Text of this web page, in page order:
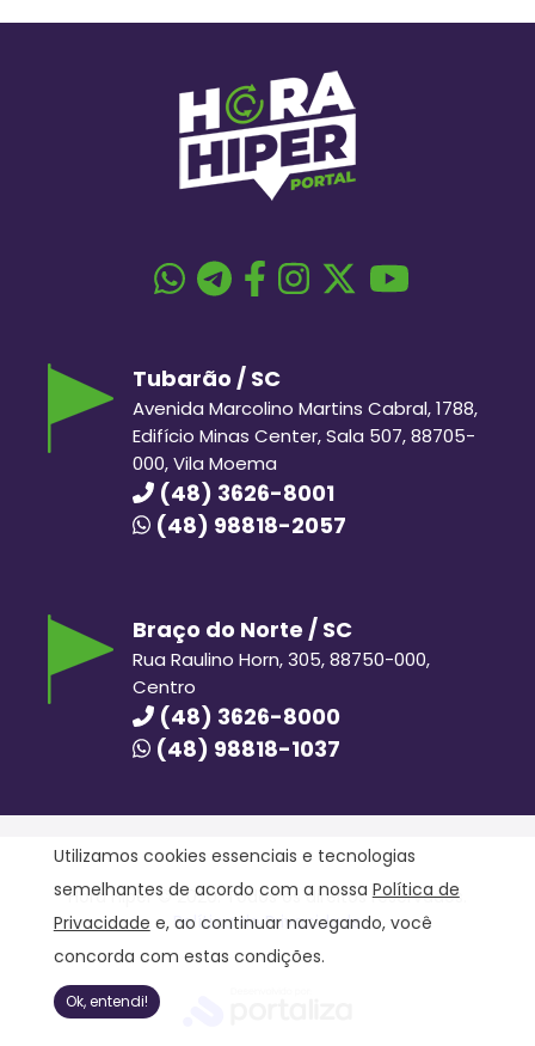
Tubarão / SC
Avenida Marcolino Martins Cabral, 1788,
Edifício Minas Center, Sala 507, 88705-
000, Vila Moema
(48) 3626-8001
(48) 98818-2057
Braço do Norte / SC
Rua Raulino Horn, 305, 88750-000,
Centro
(48) 3626-8000
(48) 98818-1037
Hora Hiper © 2020. Todos os direitos reservados.
Política de Privacidade
Utilizamos cookies essenciais e tecnologias
semelhantes de acordo com a nossa Política de
Privacidade e, ao continuar navegando, você
concorda com estas condições.
Ok, entendi!